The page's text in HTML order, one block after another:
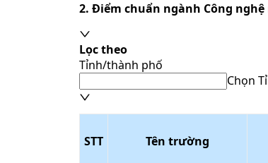
2. Điểm chuẩn ngành Công
Lọc theo
Tỉnh/thành phố
Chọn
STT Tên trường